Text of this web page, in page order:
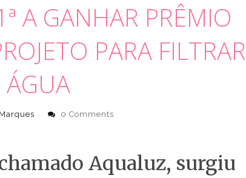
A GANHAR PRÊMIO
PARA FILTRAR
ÁGUA
0 Comments
Aqualuz, surgiu